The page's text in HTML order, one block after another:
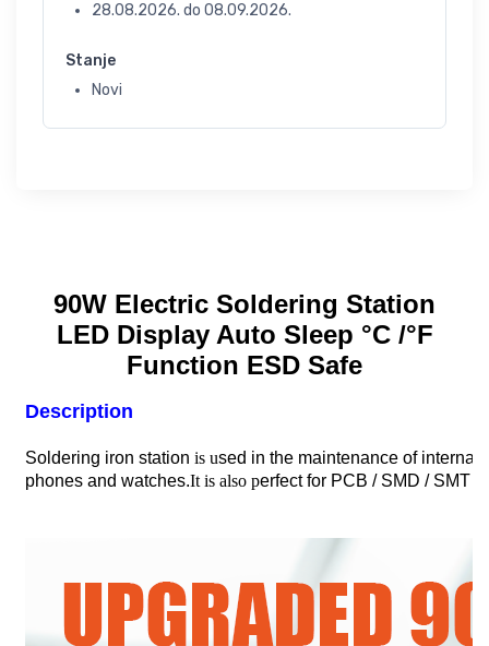
28.08.2026. do 08.09.2026.
Stanje
Novi